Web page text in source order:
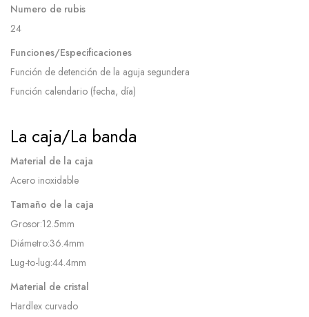
Numero de rubis
24
Funciones/Especificaciones
Función de detención de la aguja segundera
Función calendario (fecha, día)
La caja/La banda
Material de la caja
Acero inoxidable
Tamaño de la caja
Grosor:12.5mm
Diámetro:36.4mm
Lug-to-lug:44.4mm
Material de cristal
Hardlex curvado